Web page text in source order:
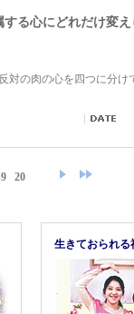
る心にどれだけ変え
対の肉の心を四つに分け
20
生きておられる